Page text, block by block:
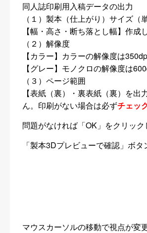
同人誌印刷用入稿データの出力
（１）製本（仕上がり）サイズ（
【幅・高さ・断ち落とし幅】作成
（２）解像度
【カラー】カラーの解像度は
【グレー】モノクロの解像度は
（３）ページ範囲
【表紙（裏）・裏表紙（裏）を
ん。印刷がない場合は必ずチェッ
問題がなければ「OK」をクリック
「製本3Dプレビューで確認」ボタ
マウスカーソルの移動で視点が変